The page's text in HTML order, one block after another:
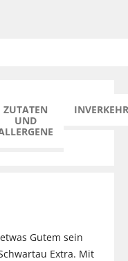
ZUTATEN
UND
Gutem sein
Extra. Mit